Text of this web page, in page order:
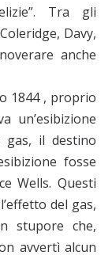
Tra gli
Davy,
anche
1844 , proprio
un’esibizione
gas, il destino
fosse
Wells. Questi
del gas,
stupore che,
avvertì alcun